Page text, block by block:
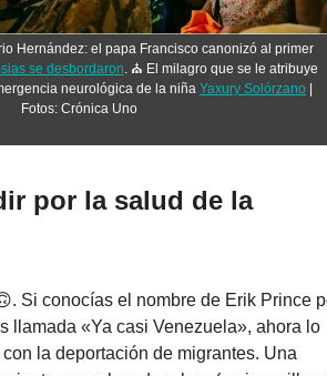
Hernández: el papa Francisco canonizó al primer
se desbordaron . ⛪ El milagro que se le atribuye
neurológica de la niña Yaxury Solórzano |
Fotos: Crónica Uno
por la salud de la
. Si conocías el nombre de Erik Prince
llamada «Ya casi Venezuela», ahora lo
la deportación de migrantes. Una